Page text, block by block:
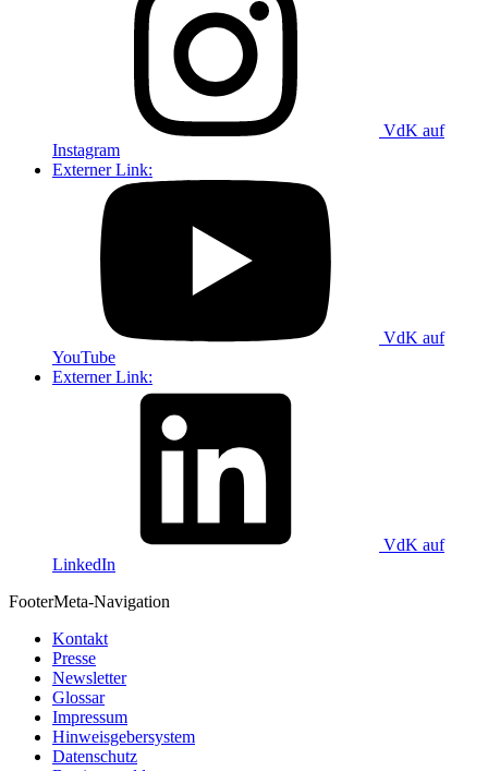
VdK auf
Instagram
Externer Link:
VdK auf
YouTube
Externer Link:
VdK auf
LinkedIn
FooterMeta-Navigation
Kontakt
Presse
Newsletter
Glossar
Impressum
Hinweisgebersystem
Datenschutz